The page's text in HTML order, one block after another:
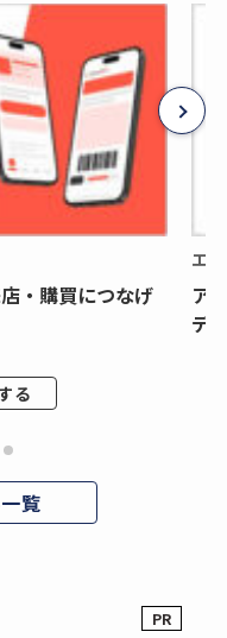
・購買につなげ
る
エ
ア
デ
覧